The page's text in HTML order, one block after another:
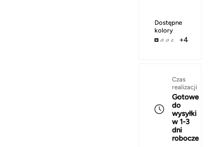
Dostępne
kolory
+4
Czas
realizacji
Gotowe
do
wysyłki
w 1-3
dni
robocze